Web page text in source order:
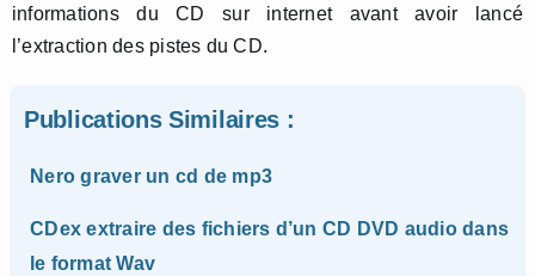
informations du CD sur internet avant avoir lancé
l’extraction des pistes du CD.
Publications Similaires :
Nero graver un cd de mp3
CDex extraire des fichiers d’un CD DVD audio dans
le format Wav